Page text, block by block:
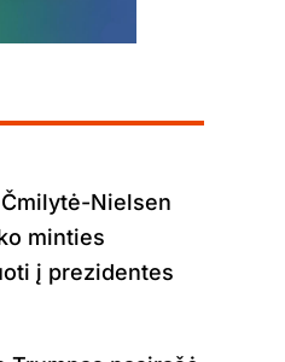
Nielsen
minties
į prezidentes